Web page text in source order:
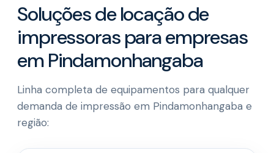
Soluções de locação de
impressoras para empresas
em Pindamonhangaba
Linha completa de equipamentos para qualquer
demanda de impressão em Pindamonhangaba e
região: